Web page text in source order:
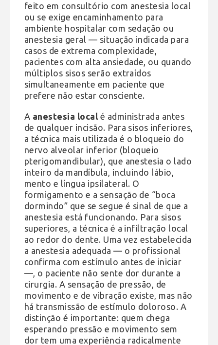
feito em consultório com anestesia local
ou se exige encaminhamento para
ambiente hospitalar com sedação ou
anestesia geral — situação indicada para
casos de extrema complexidade,
pacientes com alta ansiedade, ou quando
múltiplos sisos serão extraídos
simultaneamente em paciente que
prefere não estar consciente.
A anestesia local é administrada antes
de qualquer incisão. Para sisos inferiores,
a técnica mais utilizada é o bloqueio do
nervo alveolar inferior (bloqueio
pterigomandibular), que anestesia o lado
inteiro da mandíbula, incluindo lábio,
mento e língua ipsilateral. O
formigamento e a sensação de “boca
dormindo” que se segue é sinal de que a
anestesia está funcionando. Para sisos
superiores, a técnica é a infiltração local
ao redor do dente. Uma vez estabelecida
a anestesia adequada — o profissional
confirma com estímulo antes de iniciar
—, o paciente não sente dor durante a
cirurgia. A sensação de pressão, de
movimento e de vibração existe, mas não
há transmissão de estímulo doloroso. A
distinção é importante: quem chega
esperando pressão e movimento sem
dor tem uma experiência radicalmente